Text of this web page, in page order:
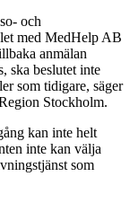
och
med MedHelp AB
anmälan
ska beslutet inte
som tidigare, säger
Stockholm.
kan inte helt
inte kan välja
som